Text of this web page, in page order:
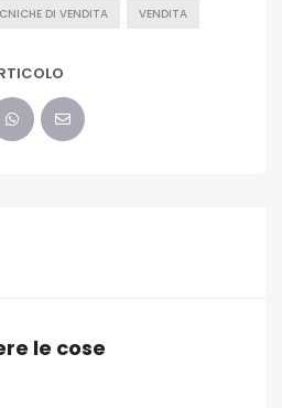
DI VENDITA VENDITA
le cose